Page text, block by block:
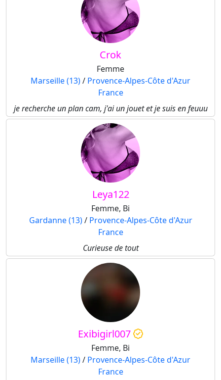
Crok
Femme
Marseille (13)/ Provence-Alpes-Côte d'Azur
France
je recherche un plan cam, j'ai un jouet et je suis en feuuu
Leya122
Femme, Bi
Gardanne (13)/ Provence-Alpes-Côte d'Azur
France
Curieuse de tout
Exibigirl007
Femme, Bi
Marseille (13)/ Provence-Alpes-Côte d'Azur
France